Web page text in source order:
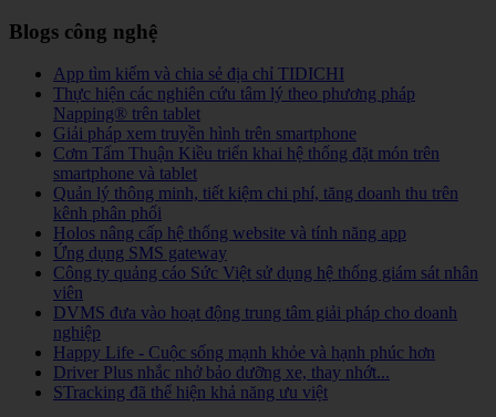
Blogs công nghệ
App tìm kiếm và chia sẻ địa chỉ TIDICHI
Thực hiện các nghiên cứu tâm lý theo phương pháp
Napping® trên tablet
Giải pháp xem truyền hình trên smartphone
Cơm Tấm Thuận Kiều triển khai hệ thống đặt món trên
smartphone và tablet
Quản lý thông minh, tiết kiệm chi phí, tăng doanh thu trên
kênh phân phối
Holos nâng cấp hệ thống website và tính năng app
Ứng dụng SMS gateway
Công ty quảng cáo Sức Việt sử dụng hệ thống giám sát nhân
viên
DVMS đưa vào hoạt động trung tâm giải pháp cho doanh
nghiệp
Happy Life - Cuộc sống mạnh khỏe và hạnh phúc hơn
Driver Plus nhắc nhở bảo dưỡng xe, thay nhớt...
STracking đã thể hiện khả năng ưu việt